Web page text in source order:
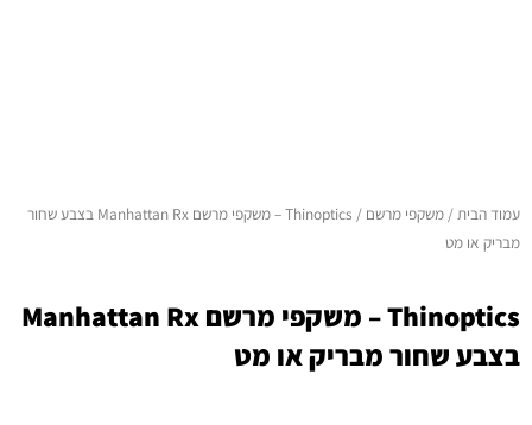
עמוד הבית/ משקפי מרשם
/ Thinoptics – משקפי מרשם Manhattan Rx בצבע שחור
מבריק או מט
Thinoptics – משקפי מרשם Manhattan Rx
בצבע שחור מבריק או מט